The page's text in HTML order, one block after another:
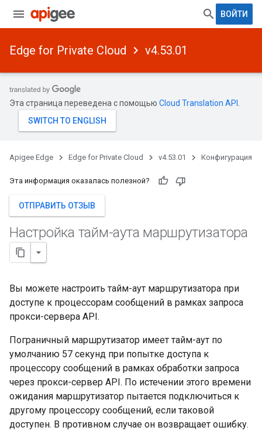
ВОЙТИ
Edge for Private Cloud v4.53.01
Эта страница переведена с помощью Cloud Translation API
Apigee Edge Edge for Private Cloud v4.53.01 Конфигурация
Эта информация оказалась полезной?
ОТПРАВИТЬ ОТЗЫВ
Настройка тайм-аута маршрутизатора
Вы можете настроить тайм-аут маршрутизатора при
доступе к процессорам сообщений в рамках запроса
прокси-сервера API.
Пограничный маршрутизатор имеет тайм-аут по
умолчанию 57 секунд при попытке доступа к
процессору сообщений в рамках обработки запроса
через прокси-сервер API. По истечении этого времени
ожидания маршрутизатор пытается подключиться к
другому процессору сообщений, если таковой
доступен. В противном случае он возвращает ошибку.